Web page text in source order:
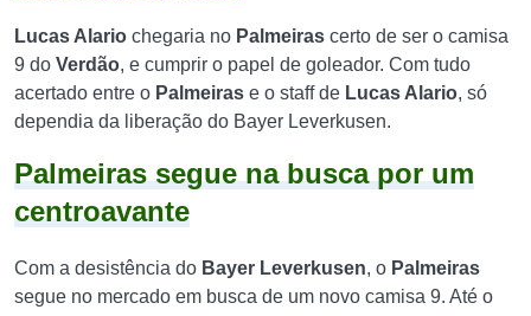
Lucas Alario chegaria no Palmeiras certo de ser o camisa
9 do Verdão, e cumprir o papel de goleador. Com tudo
acertado entre o Palmeiras e o staff de Lucas Alario, só
dependia da liberação do Bayer Leverkusen.
Palmeiras segue na busca por um
centroavante
Com a desistência do Bayer Leverkusen, o Palmeiras
segue no mercado em busca de um novo camisa 9. Até o